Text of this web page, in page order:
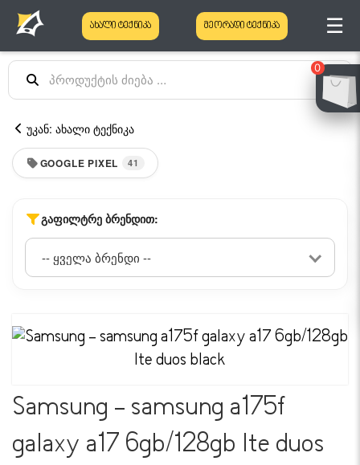
0
ახალი ტექნიკა მეორადი ტექნიკა ☰
უკან: ახალი ტექნიკა
GOOGLE PIXEL 41
ᲒᲐᲤᲘᲚᲢᲠᲔ ᲑᲠᲔᲜᲓᲘᲗ:
Samsung - samsung a175f
galaxy a17 6gb/128gb lte duos